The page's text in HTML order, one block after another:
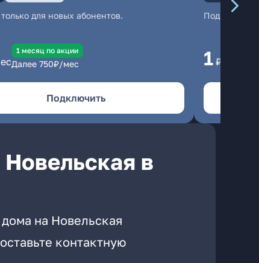
для новых абонентов.
1 месяц по акции
Далее 750₽/мес
Подключить
1 ₽/мес
в
на Новельская
контактную